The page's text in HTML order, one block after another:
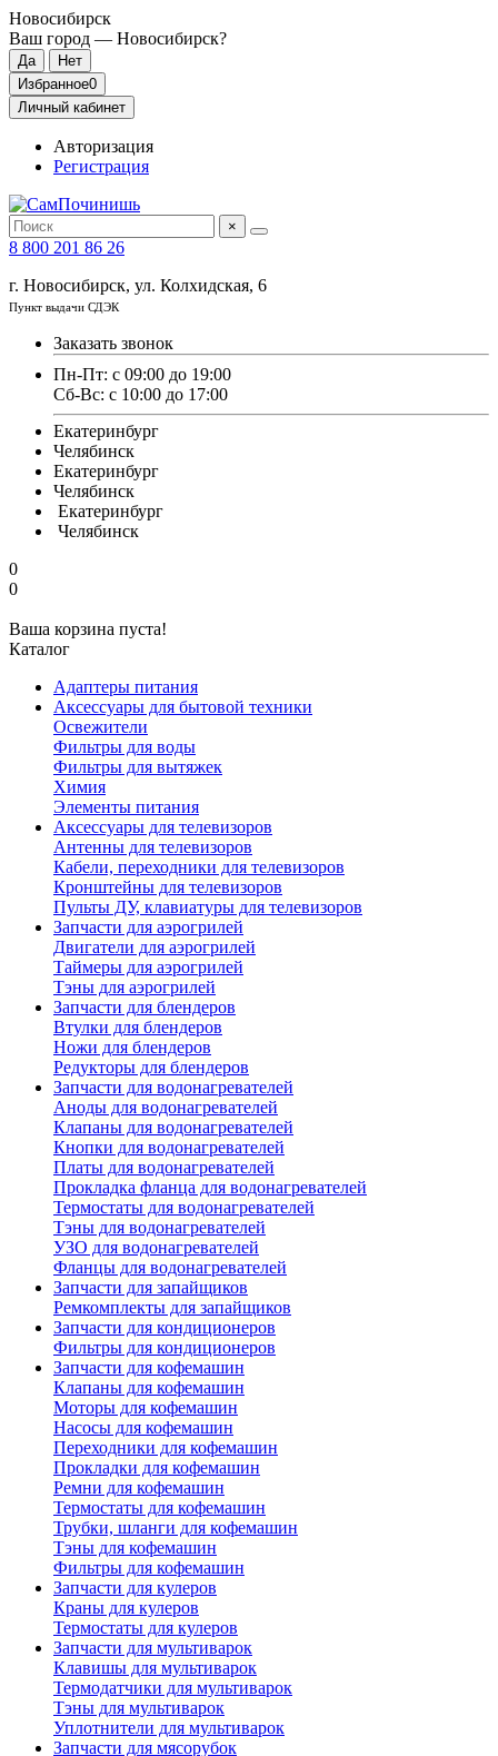
Новосибирск
Ваш город — Новосибирск?
Избранное0
Личный кабинет
Авторизация
Регистрация
×
8 800 201 86 26
г. Новосибирск, ул. Колхидская, 6
Пункт выдачи СДЭК
Заказать звонок
Пн-Пт: с 09:00 до 19:00
Сб-Вс: с 10:00 до 17:00
Екатеринбург
Челябинск
Екатеринбург
Челябинск
Екатеринбург
Челябинск
0
0
Ваша корзина пуста!
Каталог
Адаптеры питания
Аксессуары для бытовой техники
Освежители
Фильтры для воды
Фильтры для вытяжек
Химия
Элементы питания
Аксессуары для телевизоров
Антенны для телевизоров
Кабели, переходники для телевизоров
Кронштейны для телевизоров
Пульты ДУ, клавиатуры для телевизоров
Запчасти для аэрогрилей
Двигатели для аэрогрилей
Таймеры для аэрогрилей
Тэны для аэрогрилей
Запчасти для блендеров
Втулки для блендеров
Ножи для блендеров
Редукторы для блендеров
Запчасти для водонагревателей
Аноды для водонагревателей
Клапаны для водонагревателей
Кнопки для водонагревателей
Платы для водонагревателей
Прокладка фланца для водонагревателей
Термостаты для водонагревателей
Тэны для водонагревателей
УЗО для водонагревателей
Фланцы для водонагревателей
Запчасти для запайщиков
Ремкомплекты для запайщиков
Запчасти для кондиционеров
Фильтры для кондиционеров
Запчасти для кофемашин
Клапаны для кофемашин
Моторы для кофемашин
Насосы для кофемашин
Переходники для кофемашин
Прокладки для кофемашин
Ремни для кофемашин
Термостаты для кофемашин
Трубки, шланги для кофемашин
Тэны для кофемашин
Фильтры для кофемашин
Запчасти для кулеров
Краны для кулеров
Термостаты для кулеров
Запчасти для мультиварок
Клавишы для мультиварок
Термодатчики для мультиварок
Тэны для мультиварок
Уплотнители для мультиварок
Запчасти для мясорубок